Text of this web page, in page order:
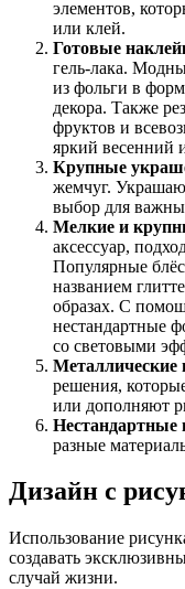
элементов,
или клей.
Готовые
гель-лака.
из фольги в
декора. Также
фруктов и
яркий весенний
Крупные
жемчуг.
выбор для
Мелкие и
аксессуар,
Популярные
названием
образах. С
нестандартные
со световыми
Металлические
решения,
или дополняют
разные
Дизайн с
Использование
создавать
случай жизни.